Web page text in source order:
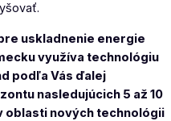
uskladnenie energie
využíva technológiu
podľa Vás ďalej
nasledujúcich 5 až 10
oblasti nových technológii